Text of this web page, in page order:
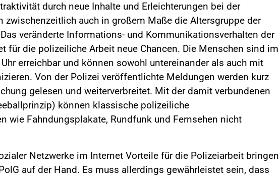
durch neue Inhalte und Erleichterungen bei der
zwischenzeitlich auch in großem Maße die Altersgruppe der
veränderte Informations- und Kommunikationsverhalten der
für die polizeiliche Arbeit neue Chancen. Die Menschen sind im
erreichbar und können sowohl untereinander als auch mit
Von der Polizei veröffentlichte Meldungen werden kurz
gelesen und weiterverbreitet. Mit der damit verbundenen
können klassische polizeiliche
wie Fahndungsplakate, Rundfunk und Fernsehen nicht
Netzwerke im Internet Vorteile für die Polizeiarbeit bringen
auf der Hand. Es muss allerdings gewährleistet sein, dass